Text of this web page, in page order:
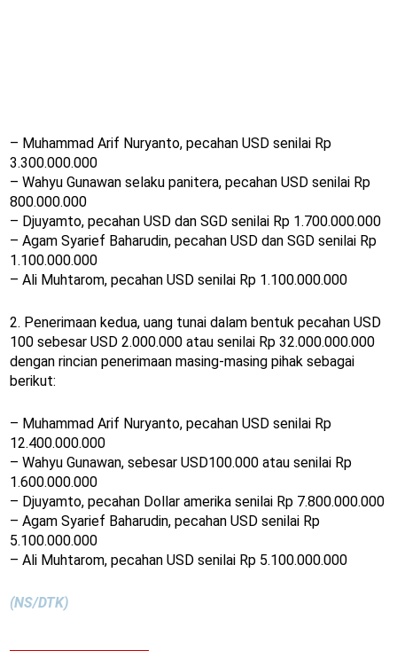
– Muhammad Arif Nuryanto, pecahan USD senilai Rp
3.300.000.000
– Wahyu Gunawan selaku panitera, pecahan USD senilai Rp
800.000.000
– Djuyamto, pecahan USD dan SGD senilai Rp 1.700.000.000
– Agam Syarief Baharudin, pecahan USD dan SGD senilai Rp
1.100.000.000
– Ali Muhtarom, pecahan USD senilai Rp 1.100.000.000
2. Penerimaan kedua, uang tunai dalam bentuk pecahan USD
100 sebesar USD 2.000.000 atau senilai Rp 32.000.000.000
dengan rincian penerimaan masing-masing pihak sebagai
berikut:
– Muhammad Arif Nuryanto, pecahan USD senilai Rp
12.400.000.000
– Wahyu Gunawan, sebesar USD100.000 atau senilai Rp
1.600.000.000
– Djuyamto, pecahan Dollar amerika senilai Rp 7.800.000.000
– Agam Syarief Baharudin, pecahan USD senilai Rp
5.100.000.000
– Ali Muhtarom, pecahan USD senilai Rp 5.100.000.000
(NS/DTK)